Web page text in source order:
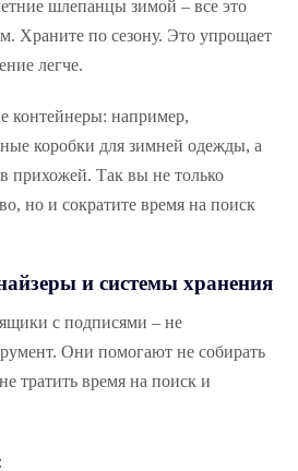
шлепанцы зимой – все это
Храните по сезону. Это упрощает
легче.
контейнеры: например,
коробки для зимней одежды, а
прихожей. Так вы не только
но и сократите время на поиск
и системы хранения
с подписями – не
Они помогают не собирать
тратить время на поиск и